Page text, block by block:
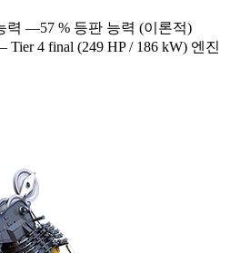
력 —57 % 등판 능력 (이론적)
4 final (249 HP / 186 kW) 엔진